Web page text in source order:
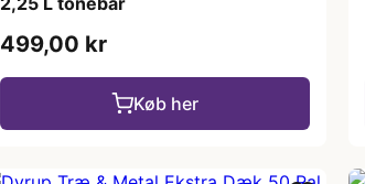
499,00 kr
Køb her